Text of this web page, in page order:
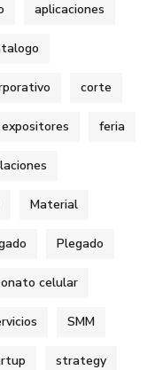
aplicaciones
corte
expositores feria
Material
Plegado
celular
SMM
strategy